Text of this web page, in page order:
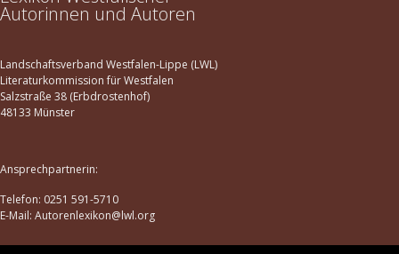
Hamburg
Heinsberg (Kirchhundem)
Herford
Herscheid
Herzfeld (Lippetal)
1
Iserlohn
Autorinnen und Autoren
Landschaftsverband Westfalen-Lippe (LWL)
Literaturkommission für Westfalen
Salzstraße 38 (Erbdrostenhof)
48133 Münster
Ansprechpartnerin:
Telefon: 0251 591-5710
E-Mail: Autorenlexikon@lwl.org